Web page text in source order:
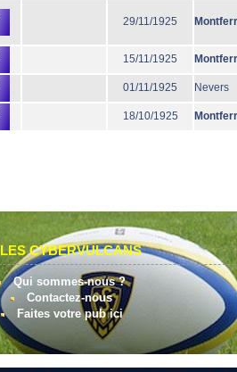
29/11/1925
15/11/1925
01/11/1925 Nevers
18/10/1925
LES CYBERVULCANS
Qui sommes-nous ?
Contactez-nous
Faites votre pub ici